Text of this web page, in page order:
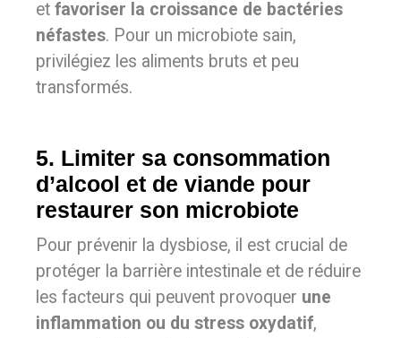
et favoriser la croissance de bactéries
néfastes. Pour un microbiote sain,
privilégiez les aliments bruts et peu
transformés.
5. Limiter sa consommation
d’alcool et de viande pour
restaurer son microbiote
Pour prévenir la dysbiose, il est crucial de
protéger la barrière intestinale et de réduire
les facteurs qui peuvent provoquer une
inflammation ou du stress oxydatif,